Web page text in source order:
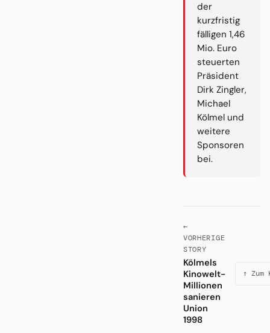
der
kurzfristig
fälligen 1,46
Mio. Euro
steuerten
Präsident
Dirk Zingler,
Michael
Kölmel und
weitere
Sponsoren
bei.
←
VORHERIGE
STORY
Kölmels
Kinowelt-
Millionen
sanieren
Union
1998
↑